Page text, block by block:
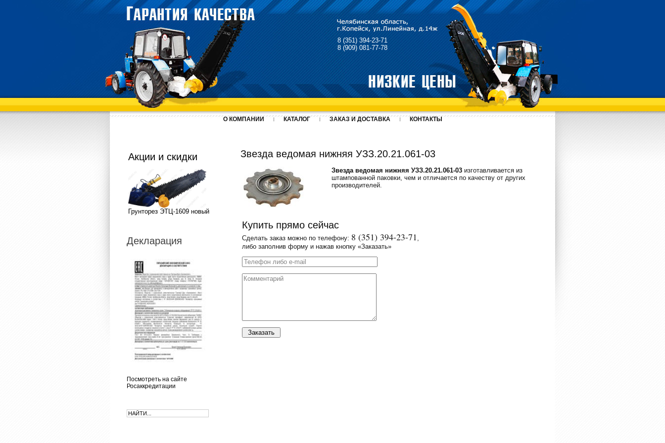
8 (351) 394-23-71
8 (909) 081-77-78
О КОМПАНИИ КАТАЛОГ ЗАКАЗ И ДОСТАВКА КОНТАКТЫ
Акции и скидки
Грунторез ЭТЦ-1609 новый
Декларация
Посмотреть на сайте
Росаккредитации
Звезда ведомая нижняя УЗЗ.20.21.061-03
Звезда ведомая нижняя УЗЗ.20.21.061-03 изготавливается из
штампованной паковки, чем и отличается по качеству от других
производителей.
Купить прямо сейчас
Сделать заказ можно по телефону: 8 (351) 394-23-71 ,
либо заполнив форму и нажав кнопку «Заказать»
Заказать